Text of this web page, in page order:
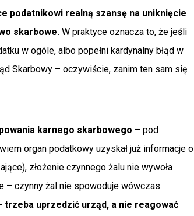
podatnikowi realną szansę na uniknięcie
skarbowe. W praktyce oznacza to, że jeśli
w ogóle, albo popełni kardynalny błąd w
Skarbowy – oczywiście, zanim ten sam się
karnego skarbowego – pod
organ podatkowy uzyskał już informacje o
złożenie czynnego żalu nie wywoła
– czynny żal nie spowoduje wówczas
trzeba uprzedzić urząd, a nie reagować